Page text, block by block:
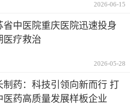
2026-06-15
省中医院重庆医院迅速投身
医疗救治
2026-05-28
制药：科技引领向新而行 打
医药高质量发展样板企业